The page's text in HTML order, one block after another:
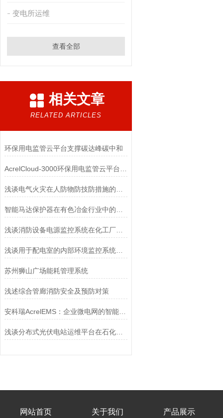
变电所运维
查看全部
相关文章
RELATED ARTICLES
环保用电监管云平台支撑碳达峰碳中和
浅谈消防设备电源监控系统在化工厂房设置的必要性
​浅谈用于配电室的内部环境监控系统设计与产品选型
苏州狮山广场能耗管理系统
浅述综合管廊消防安全及预防对策
安科瑞AcrelEMS：企业微电网的智能“指挥官”，降本增效看得见！
浅谈分布式光伏电站运维平台在石化行业的应用
网站首页 关于我们 产品展示